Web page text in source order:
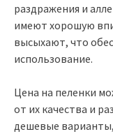
раздражения и
имеют хорошую
высыхают, что
использование.
Цена на пеленки
от их качества и
дешевые